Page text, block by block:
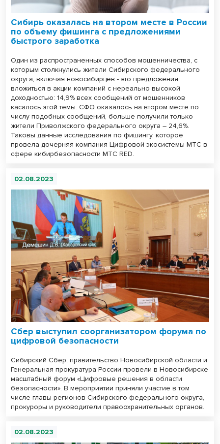
Сибирь оказалась на втором месте в России
по объему фишинга с предложениями
быстрого заработка
Один из распространенных способов мошенничества, с
которым столкнулись жители Сибирского федерального
округа, включая новосибирцев - это предложения
вложиться в акции компаний с нереально высокой
доходностью: 14,9% всех сообщений от мошенников
касалось этой темы. СФО оказалось на втором месте по
числу подобных сообщений, больше получили только
жители Приволжского федерального округа – 24,6%.
Таковы данные исследования по фишингу, которое
провела дочерняя компания Цифровой экосистемы МТС в
сфере кибирбезопасности МТС RED.
02.08.2023
Сбер выступил соорганизатором форума по
цифровой безопасности
Сибирский Сбер, правительство Новосибирской области и
Генеральная прокуратура России провели в Новосибирске
масштабный форум «Цифровые решения в области
безопасности». В мероприятии приняли участие в том
числе главы регионов Сибирского федерального округа,
прокуроры и руководители правоохранительных органов.
02.08.2023